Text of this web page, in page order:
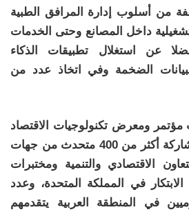
من أسلوب إدارة المرافق الطبية
داخل المصانع وحتى الخدمات
عن استغلال تطبيقات الذكاء
الضخمة وفي اتخاذ عدد من
ومعرض تكنولوجيات الاقتصاد
الرقمي “سيملس” بمشاركة أكثر من 400 متحدث من جهات
الاقتصادي والتنمية ومختبرات
الابتكار في المملكة المتحدة، وعدد
في المنطقة العربية يتقدمهم